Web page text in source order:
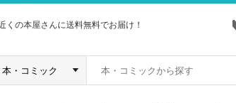
くの本屋さんに送料無料でお届け！